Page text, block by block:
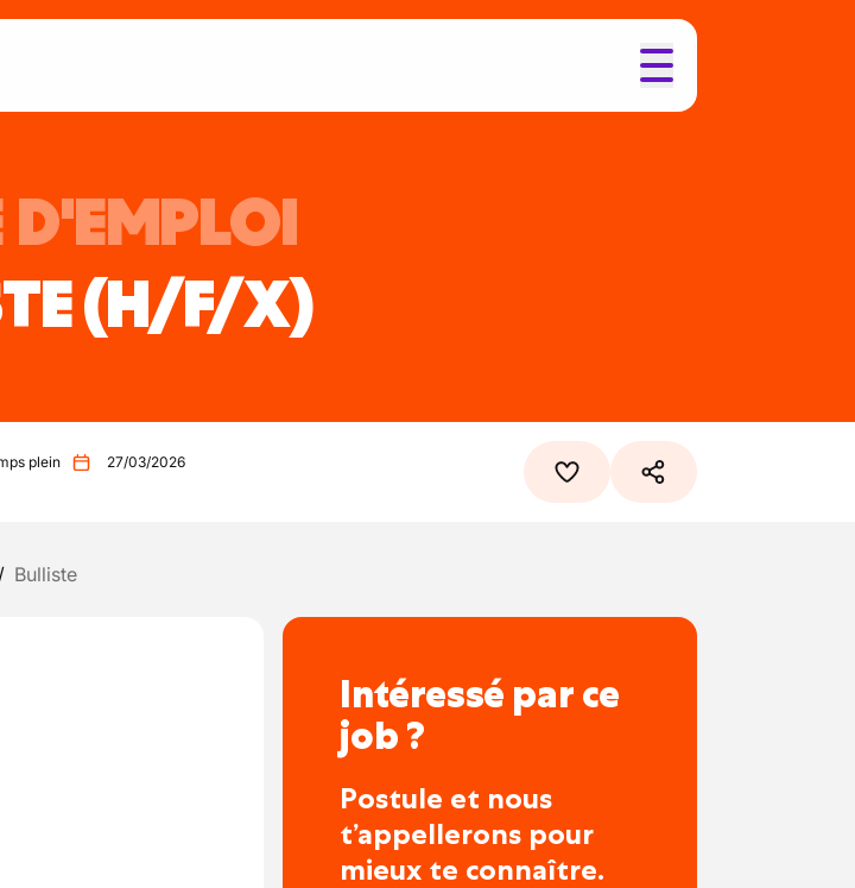
D'EMPLOI
(H/F/X)
plein
27/03/2026
/ Bulliste
Intéressé par ce
job ?
Postule et nous
t’appellerons pour
mieux te connaître.